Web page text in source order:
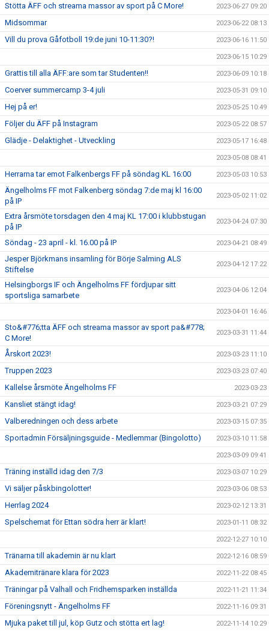
Stötta ÄFF och streama massor av sport på C More! 2023-06-27 09:20
Midsommar 2023-06-22 08:13
Vill du prova Gåfotboll 19:de juni 10-11:30?! 2023-06-16 11:50
2023-06-15 10:29
Grattis till alla ÄFF:are som tar Studenten!! 2023-06-09 10:18
Coerver summercamp 3-4 juli 2023-05-31 09:10
Hej på er! 2023-05-25 10:49
Följer du ÄFF på Instagram 2023-05-22 08:57
Glädje - Delaktighet - Utveckling 2023-05-17 16:48
2023-05-08 08:41
Herrarna tar emot Falkenbergs FF på söndag KL 16:00 2023-05-03 10:53
Ängelholms FF mot Falkenberg söndag 7:de maj kl 16:00
på IP
2023-05-02 11:02
Extra årsmöte torsdagen den 4 maj KL 17:00 i klubbstugan
på IP
2023-04-24 07:30
Söndag - 23 april - kl. 16.00 på IP 2023-04-21 08:49
Jesper Björkmans insamling för Börje Salming ALS
Stiftelse
2023-04-12 17:22
Helsingborgs IF och Ängelholms FF fördjupar sitt
sportsliga samarbete
2023-04-06 12:04
2023-04-01 16:46
Sto&#776;tta ÄFF och streama massor av sport pa&#778;
C More!
2023-03-31 11:44
Årskort 2023! 2023-03-23 11:10
Truppen 2023 2023-03-23 07:40
Kallelse årsmöte Ängelholms FF 2023-03-23
Kansliet stängt idag! 2023-03-21 07:29
Valberedningen och dess arbete 2023-03-15 07:35
Sportadmin Försäljningsguide - Medlemmar (Bingolotto) 2023-03-10 11:58
2023-03-09 09:41
Träning inställd idag den 7/3 2023-03-07 10:29
Vi säljer påskbingolotter! 2023-03-06 08:53
Herrlag 2024 2023-02-12 13:31
Spelschemat för Ettan södra herr är klart! 2023-01-11 08:32
2022-12-27 10:10
Tränarna till akademin är nu klart 2022-12-16 08:59
Akademitränare klara för 2023 2022-11-22 08:45
Träningar på Valhall och Fridhemsparken inställda 2022-11-21 11:34
Föreningsnytt - Ängelholms FF 2022-11-16 09:31
Mjuka paket till jul, köp Gutz och stötta ert lag! 2022-11-14 10:29